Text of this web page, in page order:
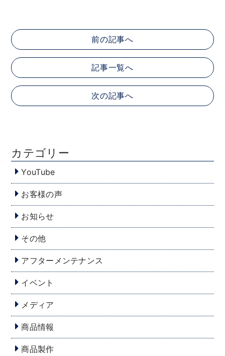
前の記事へ
記事一覧へ
次の記事へ
カテゴリー
YouTube
お客様の声
お知らせ
その他
アフターメンテナンス
イベント
メディア
商品情報
商品製作